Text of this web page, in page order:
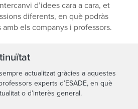
d’idees cara a cara, et
diferents, en què podràs
els companys i professors.
actualitzat gràcies a aquestes
experts d’ESADE, en què
o d’interès general.